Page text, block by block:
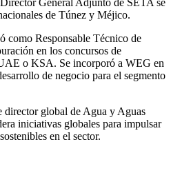
General Adjunto de SETA se
de Túnez y Méjico.
como Responsable Técnico de
en los concursos de
o KSA. Se incorporó a WEG en
de negocio para el segmento
director global de Agua y Aguas
iniciativas globales para impulsar
en el sector.